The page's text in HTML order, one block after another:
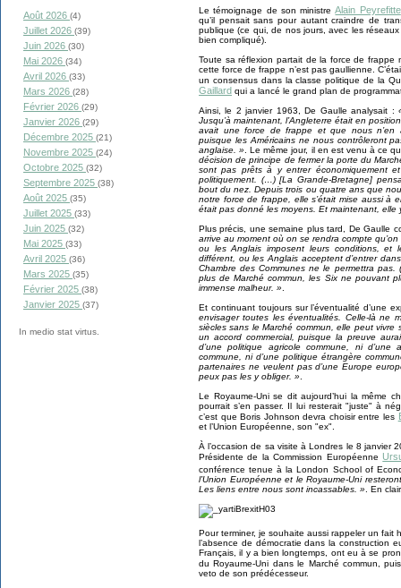
Août 2026 (4)
Juillet 2026 (39)
Juin 2026 (30)
Mai 2026 (34)
Avril 2026 (33)
Mars 2026 (28)
Février 2026 (29)
Janvier 2026 (29)
Décembre 2025 (21)
Novembre 2025 (24)
Octobre 2025 (32)
Septembre 2025 (38)
Août 2025 (35)
Juillet 2025 (33)
Juin 2025 (32)
Mai 2025 (33)
Avril 2025 (36)
Mars 2025 (35)
Février 2025 (38)
Janvier 2025 (37)
In medio stat virtus.
Le témoignage de son ministreAlain Peyrefitte
qu’il pensait sans pour autant craindre de
publique (ce qui, de nos jours, avec les
bien compliqué).
Toute sa réflexion partait de la force de frappe
cette force de frappe n’est pas gaullienne.
un consensus dans la classe politique de la
Gaillard qui a lancé le grand plan de
Ainsi, le 2 janvier 1963, De Gaulle analysait :
Jusqu’à maintenant, l’Angleterre était en
avait une force de frappe et que nous n’en
puisque les Américains ne nous contrôleront
anglaise. »
. Le même jour, il en est venu à ce
décision de principe de fermer la porte du
sont pas prêts à y entrer économiquement
politiquement. (…) [La Grande-Bretagne]
bout du nez. Depuis trois ou quatre ans que
notre force de frappe, elle s’était mise aussi à
était pas donné les moyens. Et maintenant, elle
Plus précis, une semaine plus tard, De Gaulle
arrive au moment où on se rendra compte
ou les Anglais imposent leurs conditions, et
différent, ou les Anglais acceptent d’entrer
Chambre des Communes ne le permettra pas.
plus de Marché commun, les Six ne pouvant
immense malheur. »
Et continuant toujours sur l’éventualité d’une
envisager toutes les éventualités. Celle-là ne
siècles sans le Marché commun, elle peut
un accord commercial, puisque la preuve
d’une politique agricole commune, ni d’une
commune, ni d’une politique étrangère
partenaires ne veulent pas d’une Europe
peux pas les y obliger. »
Le Royaume-Uni se dit aujourd’hui la même
pourrait s’en passer. Il lui resterait "juste" à
c’est que Boris Johnson devra choisir entre les
et l’Union Européenne, son "ex".
À l’occasion de sa visite à Londres le 8 janvier
Présidente de la Commission Européenne
conférence tenue à la London School of
l’Union Européenne et le Royaume-Uni
Les liens entre nous sont incassables. ». En
Pour terminer, je souhaite aussi rappeler un fait
l’absence de démocratie dans la construction
Français, il y a bien longtemps, ont eu à se
du Royaume-Uni dans le Marché commun,
veto de son prédécesseur.